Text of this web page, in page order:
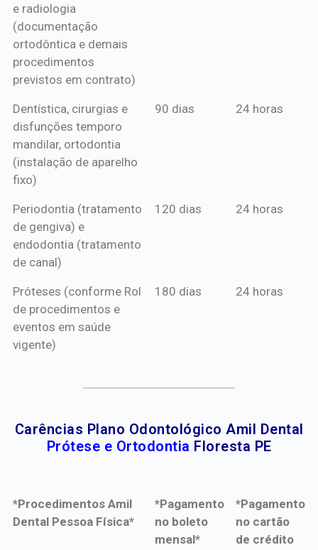
e radiologia
(documentação
ortodôntica e demais
procedimentos
previstos em contrato)
Dentística, cirurgias e
disfunções temporo
mandilar, ortodontia
(instalação de aparelho
fixo)
90 dias 24 horas
Periodontia (tratamento
de gengiva) e
endodontia (tratamento
de canal)
120 dias 24 horas
Próteses (conforme Rol
de procedimentos e
eventos em saúde
vigente)
180 dias 24 horas
Carências Plano Odontológico Amil Dental
Prótese e Ortodontia Floresta PE
*Procedimentos Amil
Dental Pessoa Física*
*Pagamento
no boleto
mensal*
*Pagamento
no cartão
de crédito